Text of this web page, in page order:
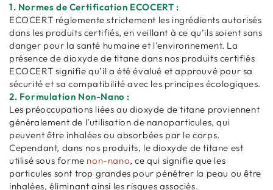
1. Normes de Certification ECOCERT :
ECOCERT réglemente strictement les ingrédients autorisés
dans les produits certifiés, en veillant à ce qu’ils soient sans
danger pour la santé humaine et l’environnement. La
présence de dioxyde de titane dans nos produits certifiés
ECOCERT signifie qu’il a été évalué et approuvé pour sa
sécurité et sa compatibilité avec les principes écologiques.
2. Formulation Non-Nano :
Les préoccupations liées au dioxyde de titane proviennent
généralement de l’utilisation de nanoparticules, qui
peuvent être inhalées ou absorbées par le corps.
Cependant, dans nos produits, le dioxyde de titane est
utilisé sous forme non-nano, ce qui signifie que les
particules sont trop grandes pour pénétrer la peau ou être
inhalées, éliminant ainsi les risques associés.